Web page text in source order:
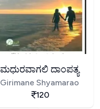
ಮಧುರವಾಗಲಿ ದಾಂಪತ್ಯ
Girimane Shyamarao
120